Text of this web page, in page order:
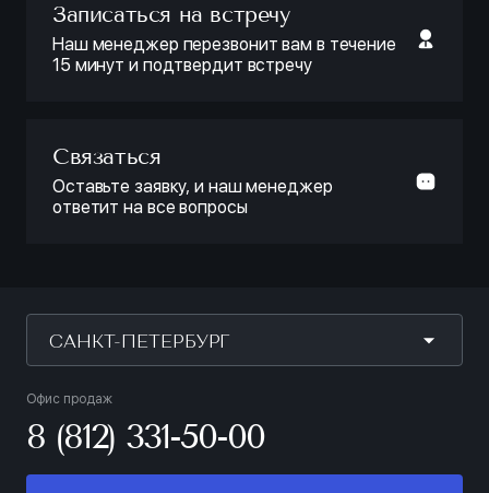
Записаться на встречу
Наш менеджер перезвонит вам в течение
15 минут и подтвердит встречу
Связаться
Оставьте заявку, и наш менеджер
ответит на все вопросы
САНКТ-ПЕТЕРБУРГ
Офис продаж
8 (812) 331-50-00